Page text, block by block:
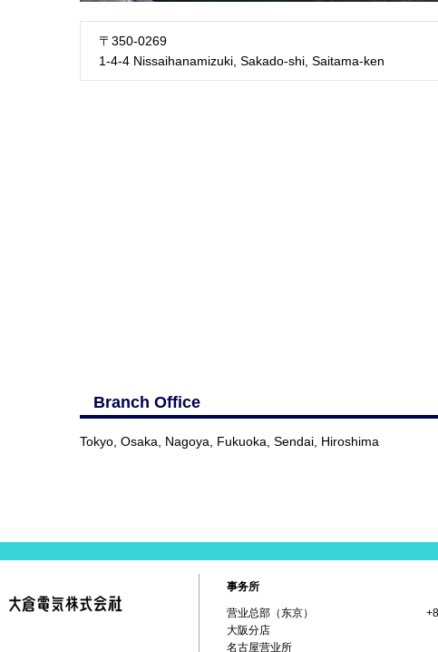
〒350-0269
1-4-4 Nissaihanamizuki, Sakado-shi, Saitama-ken
Branch Office
Tokyo, Osaka, Nagoya, Fukuoka, Sendai, Hiroshima
事务所
营业总部（东京）
大阪分店
名古屋营业所